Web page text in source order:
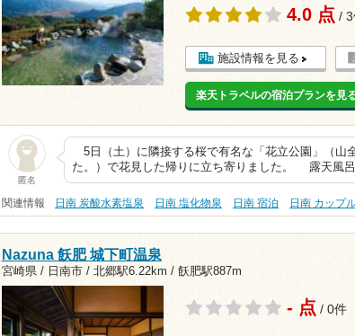
4.0 点 /
施設情報を見る
楽天トラベルの宿泊プランを見
匿名
5日（土）に隣接する桜で有名な「花立公園」（山
た。）で花見した帰りに立ち寄りました。 露天風
関連情報 日南 炭酸水素塩泉 日南 塩化物泉 日南 宿泊 日南 カップ
Nazuna 飫肥 城下町温泉
宮崎県 / 日南市 / 北郷駅6.22km / 飫肥駅887m
- 点 / 0件